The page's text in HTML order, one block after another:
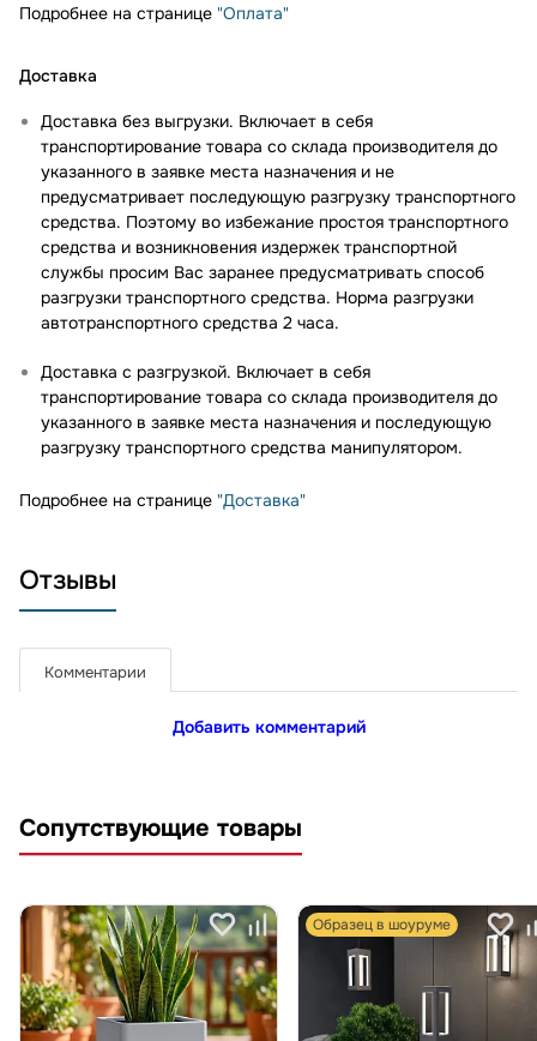
Подробнее на странице "Оплата"
Доставка
Доставка без выгрузки. Включает в себя
транспортирование товара со склада производителя до
указанного в заявке места назначения и не
предусматривает последующую разгрузку транспортного
средства. Поэтому во избежание простоя транспортного
средства и возникновения издержек транспортной
службы просим Вас заранее предусматривать способ
разгрузки транспортного средства. Норма разгрузки
автотранспортного средства 2 часа.
Доставка с разгрузкой. Включает в себя
транспортирование товара со склада производителя до
указанного в заявке места назначения и последующую
разгрузку транспортного средства манипулятором.
Подробнее на странице "Доставка"
Отзывы
Комментарии
Добавить комментарий
Сопутствующие товары
Образец в шоуруме